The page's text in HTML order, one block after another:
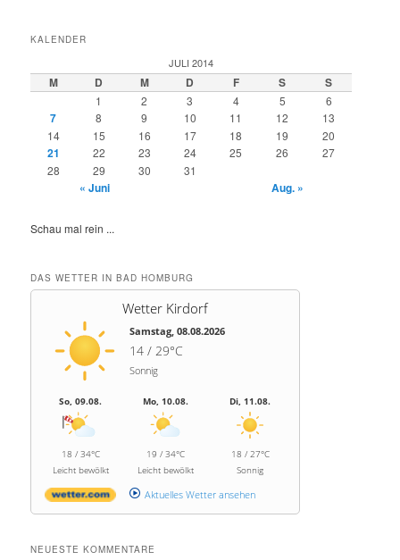
KALENDER
JULI 2014
M D M D F S S
1 2 3 4 5 6
7 8 9 10 11 12
13
14
15 16 17 18 19 20
21 22 23 24 25 26
27
28
29 30 31
« Juni Aug. »
Schau mal rein ...
DAS WETTER IN BAD HOMBURG
Wetter Kirdorf
Samstag, 08.08.2026
14 / 29°C
Sonnig
So, 09.08.
18 / 34°C
Leicht bewölkt
Mo, 10.08.
19 / 34°C
Leicht bewölkt
Di, 11.08.
18 / 27°C
Sonnig
Aktuelles Wetter ansehen
NEUESTE KOMMENTARE